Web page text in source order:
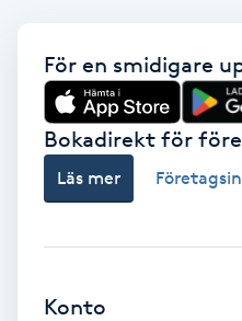
Balayage
Bambumassage
För en smidigare
Bokadirekt för
Läs mer
Konto